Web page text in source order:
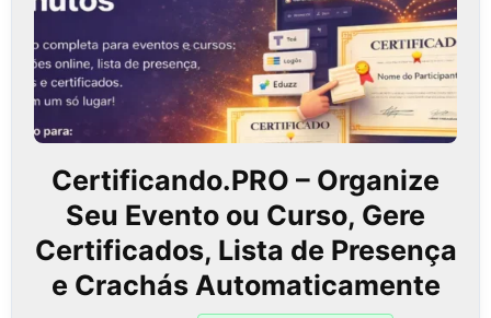
Certificando.PRO – Organize
Seu Evento ou Curso, Gere
Certificados, Lista de Presença
e Crachás Automaticamente